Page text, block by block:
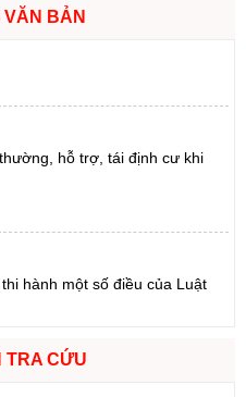
VĂN BẢN
hỗ trợ, tái định cư khi
hành một số điều của Luật
dụng đất, tiền thuê đất)
TRA CỨU